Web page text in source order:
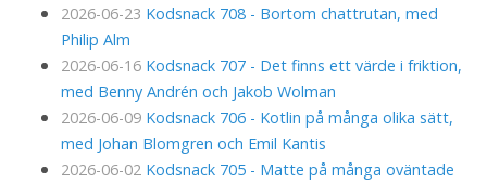
2026-06-23 Kodsnack 708 - Bortom chattrutan, med
Philip Alm
2026-06-16 Kodsnack 707 - Det finns ett värde i friktion,
med Benny Andrén och Jakob Wolman
2026-06-09 Kodsnack 706 - Kotlin på många olika sätt,
med Johan Blomgren och Emil Kantis
2026-06-02 Kodsnack 705 - Matte på många oväntade